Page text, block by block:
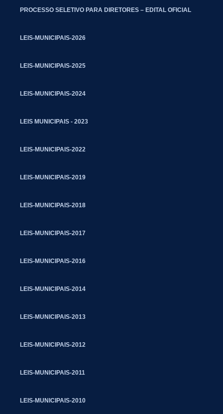
PROCESSO SELETIVO PARA DIRETORES – EDITAL OFICIAL
LEIS-MUNICIPAIS-2026
LEIS-MUNICIPAIS-2025
LEIS-MUNICIPAIS-2024
LEIS MUNICIPAIS - 2023
LEIS-MUNICIPAIS-2022
LEIS-MUNICIPAIS-2019
LEIS-MUNICIPAIS-2018
LEIS-MUNICIPAIS-2017
LEIS-MUNICIPAIS-2016
LEIS-MUNICIPAIS-2014
LEIS-MUNICIPAIS-2013
LEIS-MUNICIPAIS-2012
LEIS-MUNICIPAIS-2011
LEIS-MUNICIPAIS-2010